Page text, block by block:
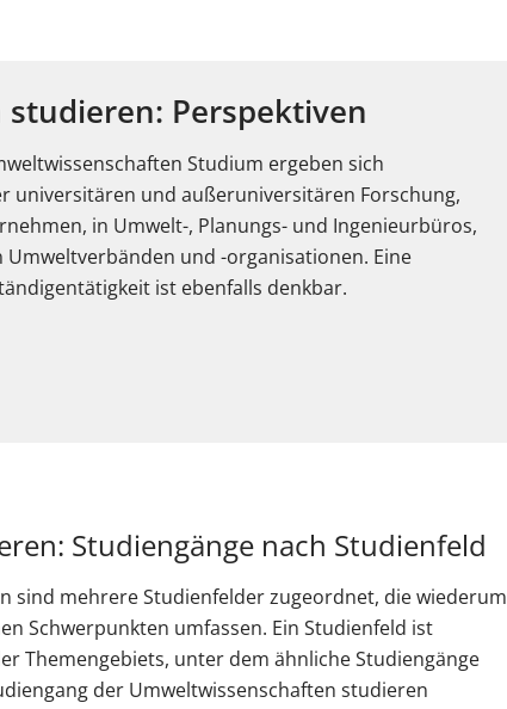
Perspektiven
Studium ergeben sich
universitären und außeruniversitären Forschung,
in Umwelt-, Planungs- und Ingenieurbüros,
und -organisationen. Eine
ist ebenfalls denkbar.
Studiengänge nach Studienfeld
sind mehrere Studienfelder zugeordnet, die wiederum
Schwerpunkten umfassen. Ein Studienfeld ist
Themengebiets, unter dem ähnliche Studiengänge
der Umweltwissenschaften studieren